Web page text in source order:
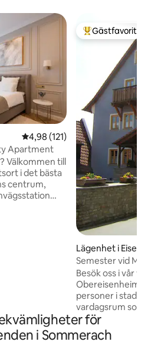
4,98 av 5 i genomsnittligt
4,98 (121)
Apartment
Välkommen till
i det bästa
centrum,
Populär
Gästfavorit
Lägenhet i
Semester vid
Besök oss i vår
Obereisenheim.
personer i
vardagsrum som
härifrån leder en
med dubbelsäng.
separata sovrum
för
i Sommerach